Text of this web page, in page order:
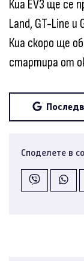
Киа EV3 ще се
Land, GT-Line и
Киа скоро ще
стартира от
Споделете в